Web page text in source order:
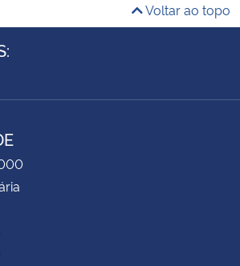
Voltar ao topo